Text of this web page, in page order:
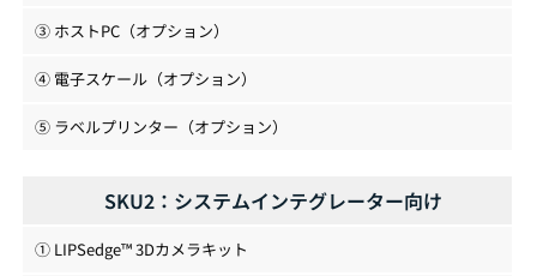
③ ホストPC（オプション）
④ 電子スケール（オプション）
⑤ ラベルプリンター（オプション）
SKU2：システムインテグレーター向け
① LIPSedge™ 3Dカメラキット